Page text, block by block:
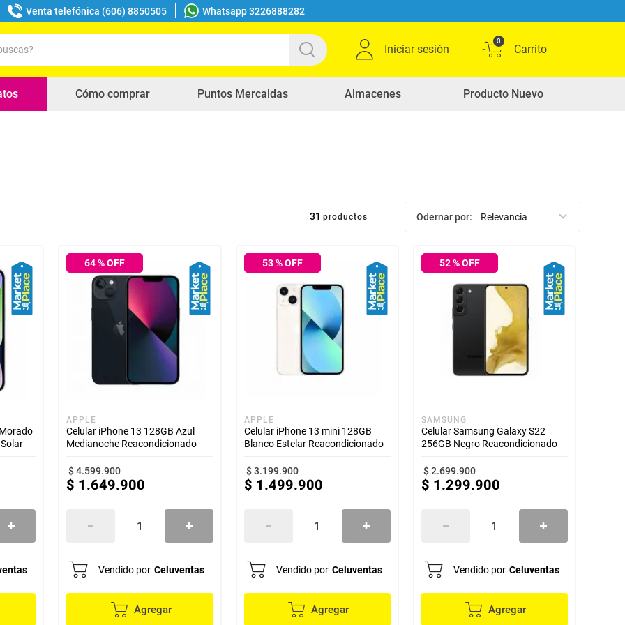
Venta telefónica (606) 8850505 Whatsapp 3226888282
Iniciar sesión
0
Cómo comprar Puntos Mercaldas Almacenes Producto Nuevo
31 productos Odernar por Relevancia
64% OFF
APPLE
Celular iPhone 13 128GB Azul
Medianoche Reacondicionado
$4.599.900
$ 1.649.900
Vendido por Celuventas
Agregar
53% OFF
APPLE
Celular iPhone 13 mini 128GB
Blanco Estelar Reacondicionado
$3.199.900
$ 1.499.900
Vendido por Celuventas
Agregar
52% OFF
SAMSUNG
Celular Samsung Galaxy S22
256GB Negro Reacondicionado
$2.699.900
$ 1.299.900
Vendido por Celuventas
Agregar
buscados